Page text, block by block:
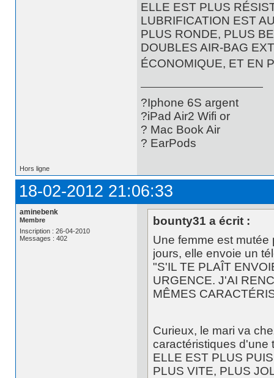
ELLE EST PLUS
LUBRIFICATION EST
PLUS RONDE, PLUS
DOUBLES AIR-BAG
ÉCONOMIQUE, ET EN
?Iphone 6S argent
?iPad Air2 Wifi or
? Mac Book Air
? EarPods
Hors ligne
18-02-2012 21:06:33
aminebenk
Membre
Inscription : 26-04-2010
Messages : 402
bounty31 a écrit :
Une femme est
jours, elle envoie un
"S'IL TE PLAÎT
URGENCE. J'AI
MÊMES
Curieux, le mari va
caractéristiques d'une
ELLE EST PLUS
PLUS VITE, PLUS